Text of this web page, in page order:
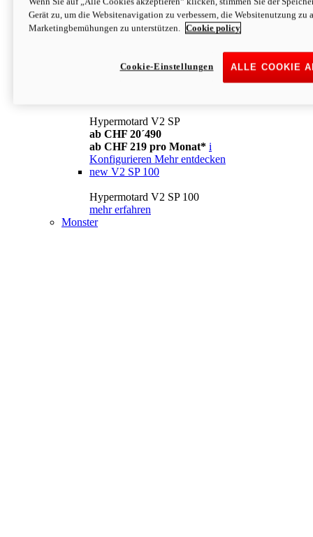
Konfigurieren Mehr entdecken
newV2
ab CHF 169 pro Monat* i
Mehr entdecken
Hypermotard V2 SP
ab CHF 20´490
ab CHF 219 pro Monat* i
Konfigurieren Mehr entdecken
new V2 SP 100
Hypermotard V2 SP 100
mehr erfahren
Monster
Gerät zu, um die Websitenavigation zu verbessern, die Websitenutzung zu
Marketingbemühungen zu unterstützen.
Cookie policy
ALLE COOKIE
Cookie-Einstellungen